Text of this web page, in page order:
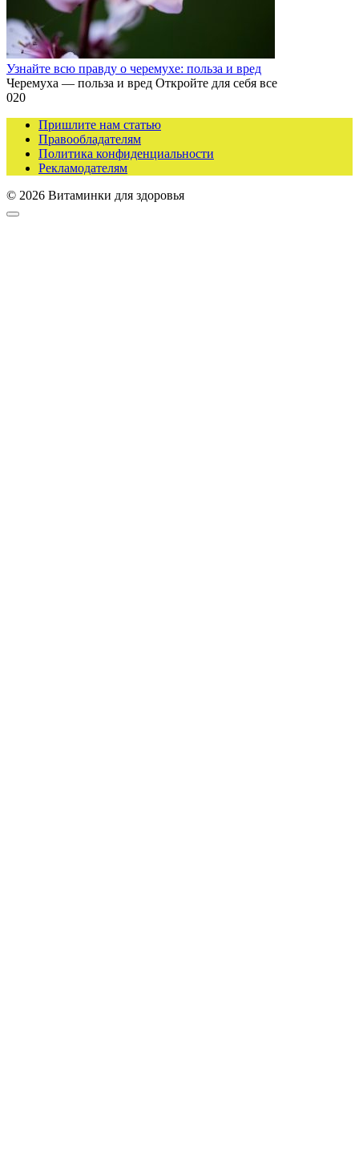
Узнайте всю правду о черемухе: польза и вред
Черемуха — польза и вред Откройте для себя все
020
Пришлите нам статью
Правообладателям
Политика конфиденциальности
Рекламодателям
© 2026 Витаминки для здоровья